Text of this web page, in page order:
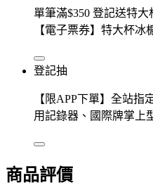
單筆滿$350 登記送特
【電子票券】特大杯冰
登記抽
【限APP下單】全站指
用記錄器、國際牌掌上
商品評價